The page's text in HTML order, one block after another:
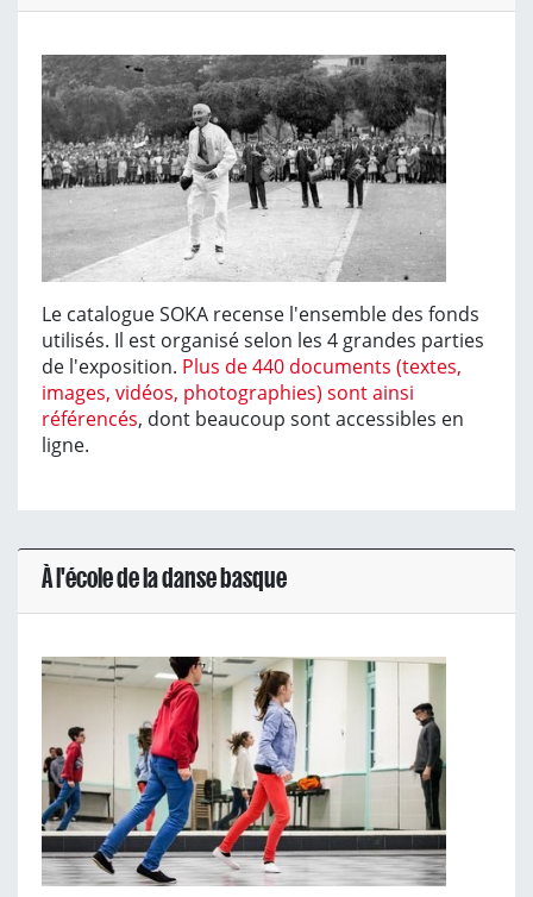
Le catalogue SOKA recense l'ensemble des fonds
utilisés. Il est organisé selon les 4 grandes parties
de l'exposition. Plus de 440 documents (textes,
images, vidéos, photographies) sont ainsi
référencés, dont beaucoup sont accessibles en
ligne.
À l'école de la danse basque